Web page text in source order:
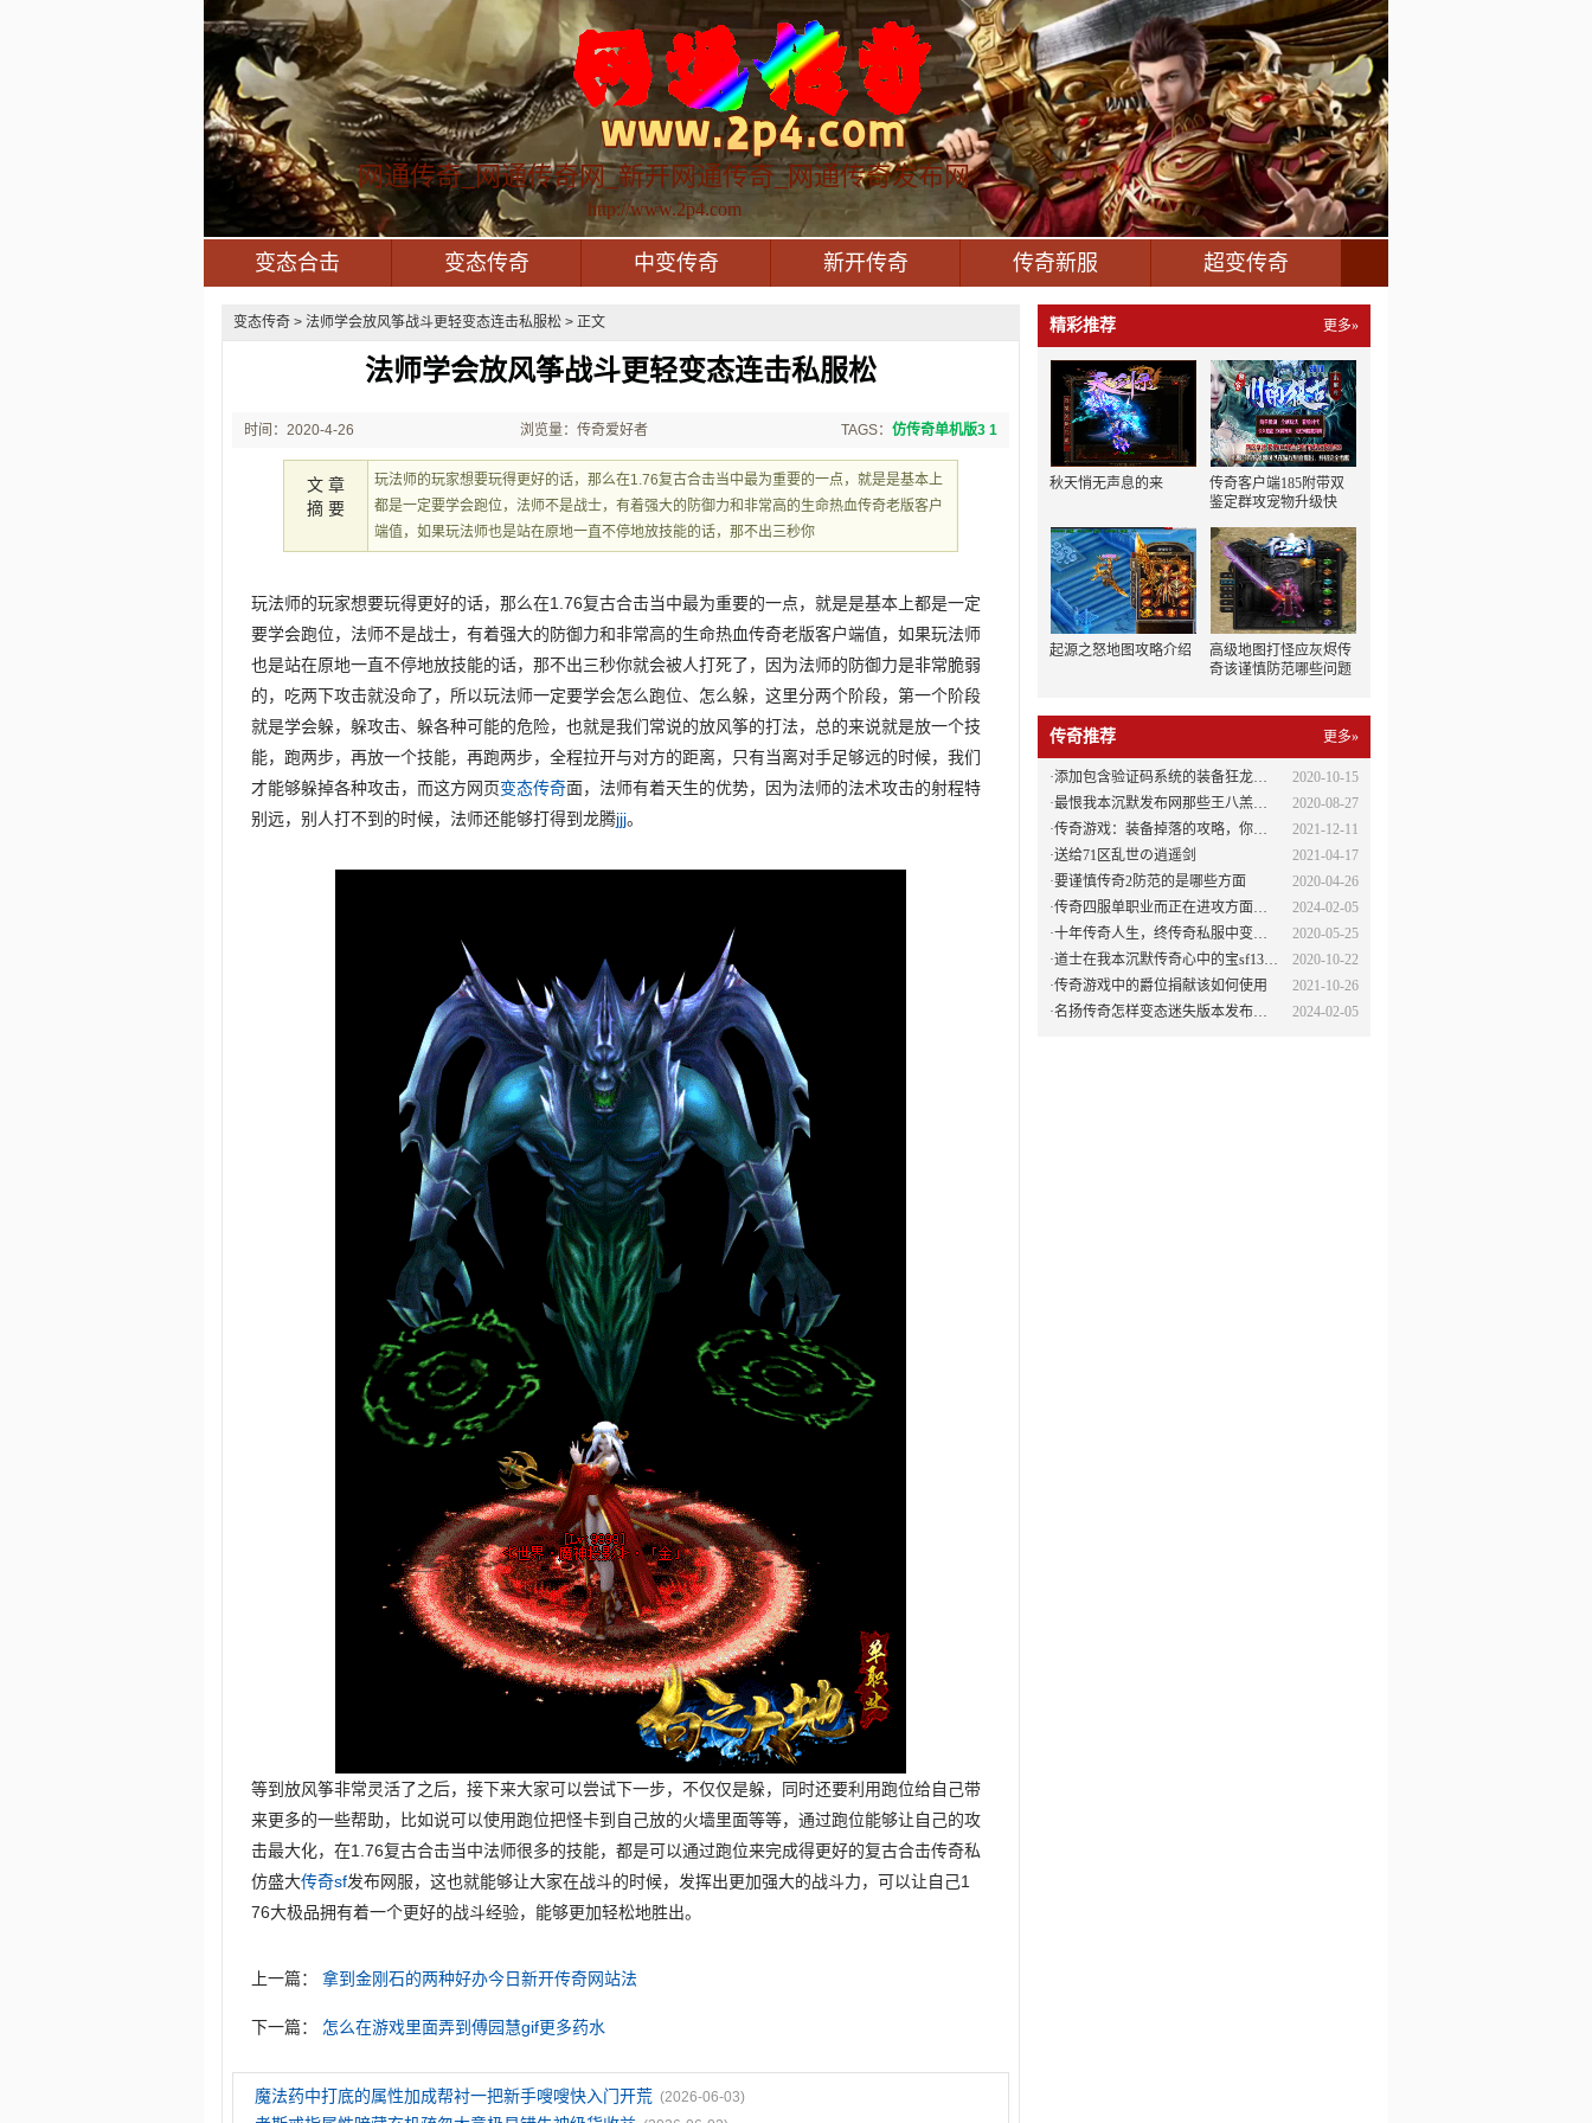
网通传奇_网通传奇网_新开网通传奇_网通传奇发布网
http://www.2p4.com
变态合击 变态传奇 中变传奇 新开传奇 传奇新服 超变传奇
变态传奇 > 法师学会放风筝战斗更轻变态连击私服松 > 正文
法师学会放风筝战斗更轻变态连击私服松
时间：2020-4-26
22:53:28
浏览量：传奇爱好者 TAGS：仿传奇单机版3 1
文 章
摘 要
玩法师的玩家想要玩得更好的话，那么在1.76复古合击当中最为重要的一点，就是是基本上
都是一定要学会跑位，法师不是战士，有着强大的防御力和非常高的生命热血传奇老版客户
端值，如果玩法师也是站在原地一直不停地放技能的话，那不出三秒你
玩法师的玩家想要玩得更好的话，那么在1.76复古合击当中最为重要的一点，就是是基本上都是一定
要学会跑位，法师不是战士，有着强大的防御力和非常高的生命热血传奇老版客户端值，如果玩法师
也是站在原地一直不停地放技能的话，那不出三秒你就会被人打死了，因为法师的防御力是非常脆弱
的，吃两下攻击就没命了，所以玩法师一定要学会怎么跑位、怎么躲，这里分两个阶段，第一个阶段
就是学会躲，躲攻击、躲各种可能的危险，也就是我们常说的放风筝的打法，总的来说就是放一个技
能，跑两步，再放一个技能，再跑两步，全程拉开与对方的距离，只有当离对手足够远的时候，我们
才能够躲掉各种攻击，而这方网页变态传奇面，法师有着天生的优势，因为法师的法术攻击的射程特
别远，别人打不到的时候，法师还能够打得到龙腾jjj。
等到放风筝非常灵活了之后，接下来大家可以尝试下一步，不仅仅是躲，同时还要利用跑位给自己带
来更多的一些帮助，比如说可以使用跑位把怪卡到自己放的火墙里面等等，通过跑位能够让自己的攻
击最大化，在1.76复古合击当中法师很多的技能，都是可以通过跑位来完成得更好的复古合击传奇私
仿盛大传奇sf发布网服，这也就能够让大家在战斗的时候，发挥出更加强大的战斗力，可以让自己1
76大极品拥有着一个更好的战斗经验，能够更加轻松地胜出。
上一篇：拿到金刚石的两种好办今日新开传奇网站法
下一篇： 怎么在游戏里面弄到傅园慧gif更多药水
魔法药中打底的属性加成帮衬一把新手嗖嗖快入门开荒 (2026-06-03)
精彩推荐 更多»
秋天悄无声息的来
传奇客户端185附带双
鉴定群攻宠物升级快
起源之怒地图攻略介绍
高级地图打怪应灰烬传
奇该谨慎防范哪些问题
传奇推荐 更多»
2020-10-15
·添加包含验证码系统的装备狂龙辅助永久免费版回收功能
2020-08-27
·最恨我本沉默发布网那些王八羔子的骗子！
2021-12-11
·传奇游戏：装备掉落的攻略，你值得拥有！
2021-04-17
·送给71区乱世の逍遥剑
2020-04-26
·要谨慎传奇2防范的是哪些方面
2024-02-05
·传奇四服单职业而正在进攻方面却很低
2020-05-25
·十年传奇人生，终传奇私服中变成一方霸主
2020-10-22
·道士在我本沉默传奇心中的宝sf138宝
2021-10-26
·传奇游戏中的爵位捐献该如何使用
2024-02-05
·名扬传奇怎样变态迷失版本发布的道具配备不能乱捡